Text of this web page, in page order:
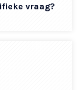
vraag?